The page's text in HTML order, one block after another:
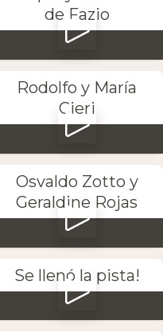
de Fazio
Rodolfo y María
Cieri
Osvaldo Zotto y
Geraldine Rojas
Se llenó la pista!